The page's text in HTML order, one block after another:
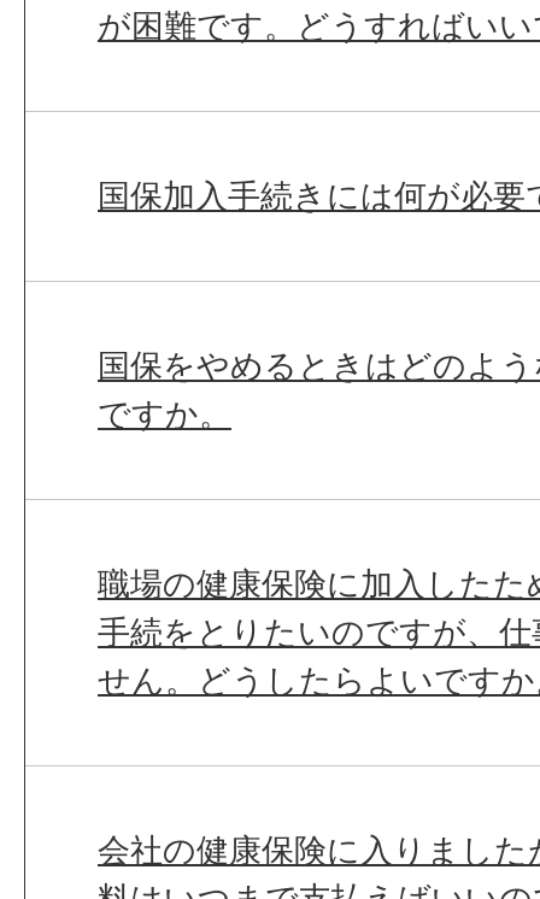
が困難です。どうすればい
国保加入手続きには何が必要
国保をやめるときはどのよ
ですか。
職場の健康保険に加入した
手続をとりたいのですが、
せん。どうしたらよいです
会社の健康保険に入りました